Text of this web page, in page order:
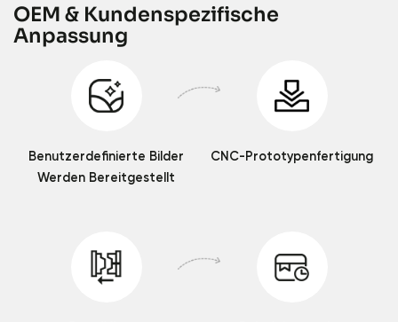
OEM & Kundenspezifische
Anpassung
Benutzerdefinierte Bilder
Werden Bereitgestellt
CNC-Prototypenfertigung